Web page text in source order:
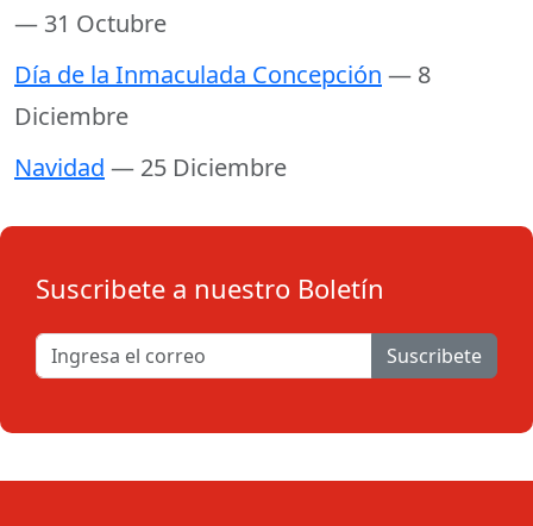
— 31 Octubre
Día de la Inmaculada Concepción — 8
Diciembre
Navidad — 25 Diciembre
Suscribete a nuestro Boletín
Suscribete